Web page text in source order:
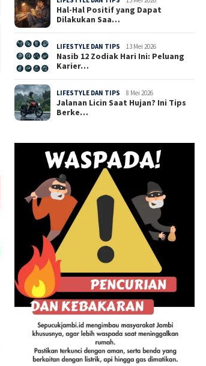
Hal-Hal Positif yang Dapat
Dilakukan Saa…
LIFESTYLE DAN TIPS 13 Mei 2026
Nasib 12 Zodiak Hari Ini: Peluang
Karier…
LIFESTYLE DAN TIPS 8 Mei 2026
Jalanan Licin Saat Hujan? Ini Tips
Berke…